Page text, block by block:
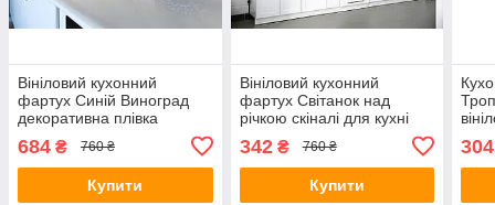
Вініловий кухонний
фартух Синій Виноград
декоративна плівка
наклейка скіналі ПВХ лоза
ягоди Зелений 600х3000
мм
684 ₴ 760 ₴
Купити
Вініловий кухонний
фартух Світанок над
річкою скіналі для кухні
наклейка ПВХ сонце вода
озеро Бежевий 600х3000
мм
342₴ 760 ₴
Купити
304